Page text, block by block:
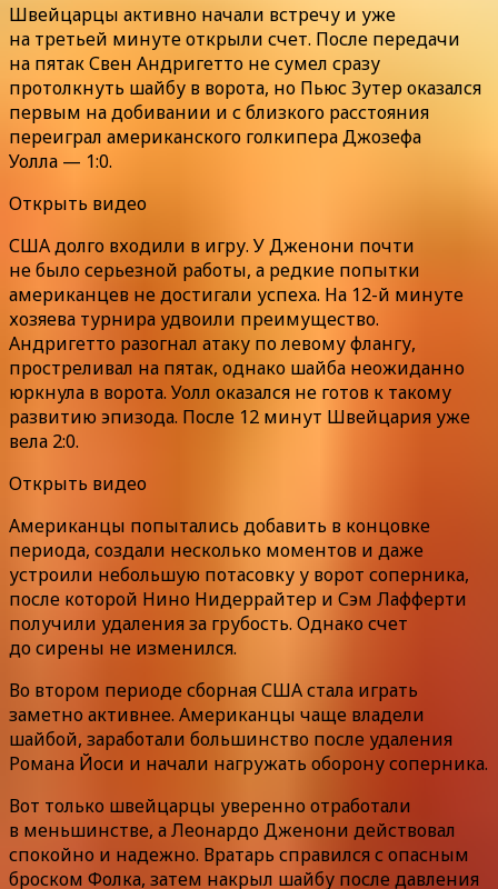
Швейцарцы активно начали встречу и уже
на третьей минуте открыли счет. После передачи
на пятак Свен Андригетто не сумел сразу
протолкнуть шайбу в ворота, но Пьюс Зутер оказался
первым на добивании и с близкого расстояния
переиграл американского голкипера Джозефа
Уолла — 1:0.
Открыть видео
США долго входили в игру. У Дженони почти
не было серьезной работы, а редкие попытки
американцев не достигали успеха. На 12-й минуте
хозяева турнира удвоили преимущество.
Андригетто разогнал атаку по левому флангу,
простреливал на пятак, однако шайба неожиданно
юркнула в ворота. Уолл оказался не готов к такому
развитию эпизода. После 12 минут Швейцария уже
вела 2:0.
Открыть видео
Американцы попытались добавить в концовке
периода, создали несколько моментов и даже
устроили небольшую потасовку у ворот соперника,
после которой Нино Нидеррайтер и Сэм Лафферти
получили удаления за грубость. Однако счет
до сирены не изменился.
Во втором периоде сборная США стала играть
заметно активнее. Американцы чаще владели
шайбой, заработали большинство после удаления
Романа Йоси и начали нагружать оборону соперника.
Вот только швейцарцы уверенно отработали
в меньшинстве, а Леонардо Дженони действовал
спокойно и надежно. Вратарь справился с опасным
броском Фолка, затем накрыл шайбу после давления